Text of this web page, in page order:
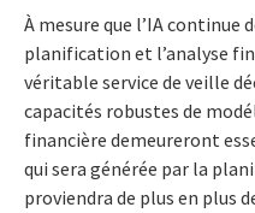
À mesure que l’IA continue
planification et l’analyse
véritable service de veille
capacités robustes de
financière demeureront
qui sera générée par la
proviendra de plus en plus